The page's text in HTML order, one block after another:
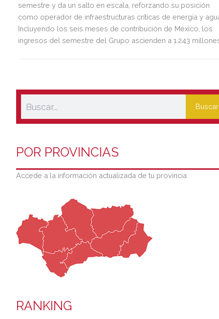
semestre y da un salto en escala, reforzando su posición
como operador de infraestructuras críticas de energía y
Incluyendo los seis meses de contribución de México, los
ingresos del semestre del Grupo ascienden a 1.243
Buscar
POR PROVINCIAS
Accede a la información actualizada de tu provincia
RANKING